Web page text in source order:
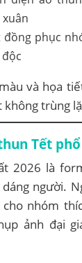
phục
và họa
trùng
Tết
2026 là
người.
cho nhóm
ảnh đại